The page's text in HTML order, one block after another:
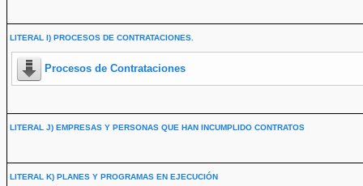
LITERAL I) PROCESOS DE CONTRATACIONES.
Procesos de Contrataciones
LITERAL J) EMPRESAS Y PERSONAS QUE HAN INCUMPLIDO CONTRATOS
LITERAL K) PLANES Y PROGRAMAS EN EJECUCIÓN